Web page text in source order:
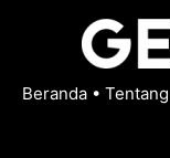
Beranda • Tentang